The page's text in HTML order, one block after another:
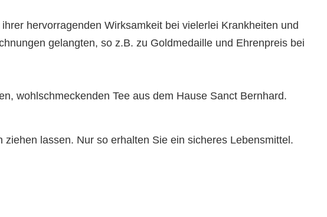
hervorragenden Wirksamkeit bei vielerlei Krankheiten und
gelangten, so z.B. zu Goldmedaille und Ehrenpreis bei
wohlschmeckenden Tee aus dem Hause Sanct Bernhard.
lassen. Nur so erhalten Sie ein sicheres Lebensmittel.